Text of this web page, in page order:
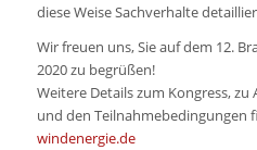
diese Weise Sachverhalte
Wir freuen uns, Sie auf dem 12.
2020 zu begrüßen!
Weitere Details zum Kongress,
und den Teilnahmebedingungen
windenergie.de